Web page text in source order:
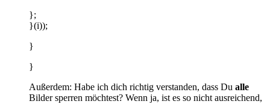
};
}(i));
}
}
Außerdem: Habe ich dich richtig verstanden, dass Du alle
Bilder sperren möchtest? Wenn ja, ist es so nicht ausreichend,